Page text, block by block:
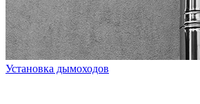
Установка дымоходов